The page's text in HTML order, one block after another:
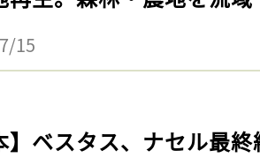
15
】ベスタス、ナセル最